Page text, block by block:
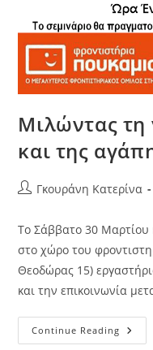
Μιλώντας
και της
Γκουράνη Κατερίνα
Το Σάββατο 30 Μαρτίου
στο χώρο του
Θεοδώρας 15)
και την επικοινωνία
Continue Reading